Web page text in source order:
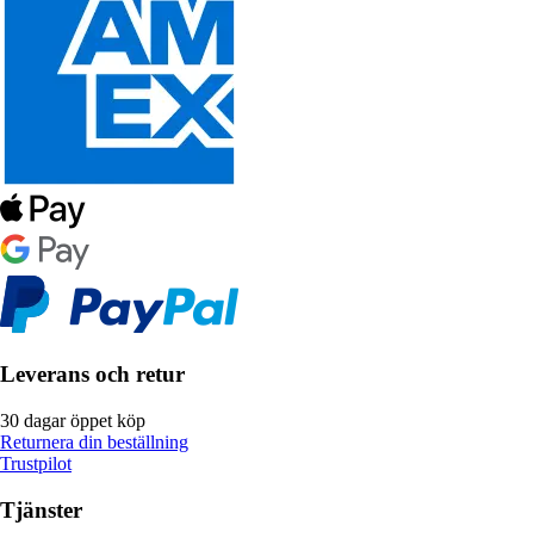
Leverans och retur
30 dagar öppet köp
Returnera din beställning
Trustpilot
Tjänster